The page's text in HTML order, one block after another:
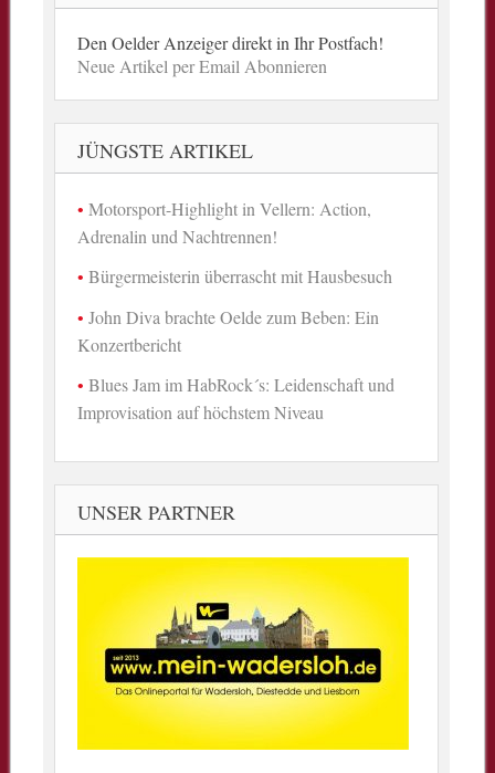
Den Oelder Anzeiger direkt in Ihr Postfach!
Neue Artikel per Email Abonnieren
JÜNGSTE ARTIKEL
Motorsport-Highlight in Vellern: Action,
Adrenalin und Nachtrennen!
Bürgermeisterin überrascht mit Hausbesuch
John Diva brachte Oelde zum Beben: Ein
Konzertbericht
Blues Jam im HabRock´s: Leidenschaft und
Improvisation auf höchstem Niveau
UNSER PARTNER